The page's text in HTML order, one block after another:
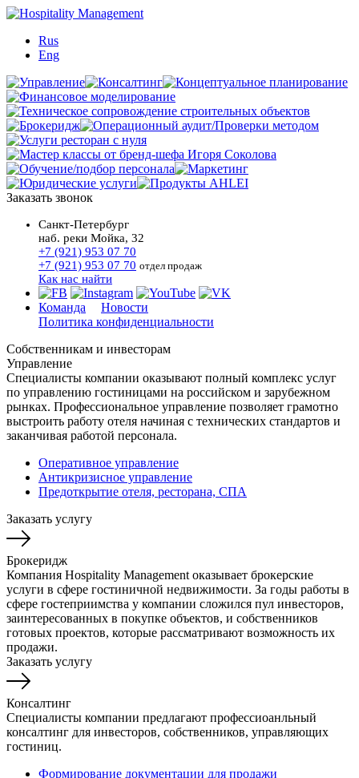
Rus
Eng
Заказать звонок
Санкт-Петербург
наб. реки Мойка, 32
+7 (921) 953 07 70
+7 (921) 953 07 70 отдел продаж
Как нас найти
Команда
Новости
Политика конфиденциальности
Собственникам и инвесторам
Управление
Специалисты компании оказывают полный комплекс услуг
по управлению гостиницами на российском и зарубежном
рынках. Профессиональное управление позволяет грамотно
выстроить работу отеля начиная с технических стандартов и
заканчивая работой персонала.
Оперативное управление
Антикризисное управление
Предоткрытие отеля, ресторана, СПА
Заказать услугу
Брокеридж
Компания Hospitality Management оказывает брокерские
услуги в сфере гостиничной недвижимости. За годы работы в
сфере гостеприимства у компании сложился пул инвесторов,
заинтересованных в покупке объектов, и собственников
готовых проектов, которые рассматривают возможность их
продажи.
Заказать услугу
Консалтинг
Специалисты компании предлагают профессиоанльный
консалтинг для инвесторов, собственников, управляющих
гостиниц.
Формирование документации для продажи